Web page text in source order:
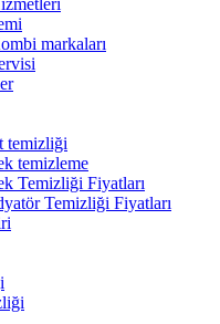
markaları
temizliği
temizleme
Temizliği Fiyatları
Temizliği Fiyatları